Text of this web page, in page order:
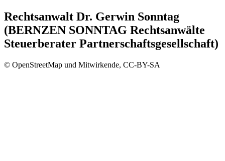
Rechtsanwalt Dr. Gerwin Sonntag
(BERNZEN SONNTAG Rechtsanwälte
Steuerberater Partnerschaftsgesellschaft)
© OpenStreetMap und Mitwirkende, CC-BY-SA